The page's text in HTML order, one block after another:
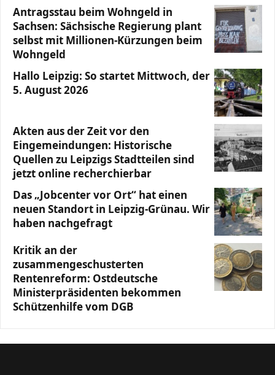
Antragsstau beim Wohngeld in
Sachsen: Sächsische Regierung plant
selbst mit Millionen-Kürzungen beim
Wohngeld
Hallo Leipzig: So startet Mittwoch, der
5. August 2026
Akten aus der Zeit vor den
Eingemeindungen: Historische
Quellen zu Leipzigs Stadtteilen sind
jetzt online recherchierbar
Das „Jobcenter vor Ort“ hat einen
neuen Standort in Leipzig-Grünau. Wir
haben nachgefragt
Kritik an der
zusammengeschusterten
Rentenreform: Ostdeutsche
Ministerpräsidenten bekommen
Schützenhilfe vom DGB